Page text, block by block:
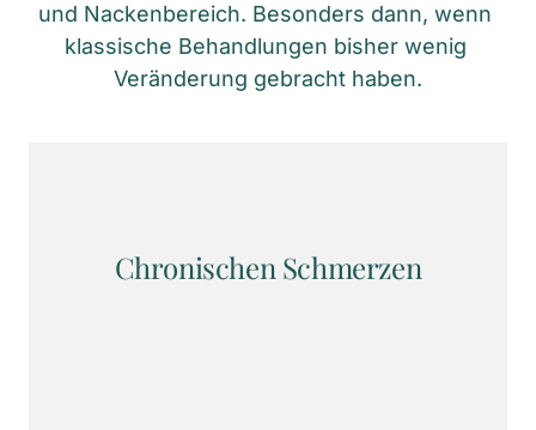
und Nackenbereich. Besonders dann, wenn
klassische Behandlungen bisher wenig
Veränderung gebracht haben.
Chronischen Schmerzen